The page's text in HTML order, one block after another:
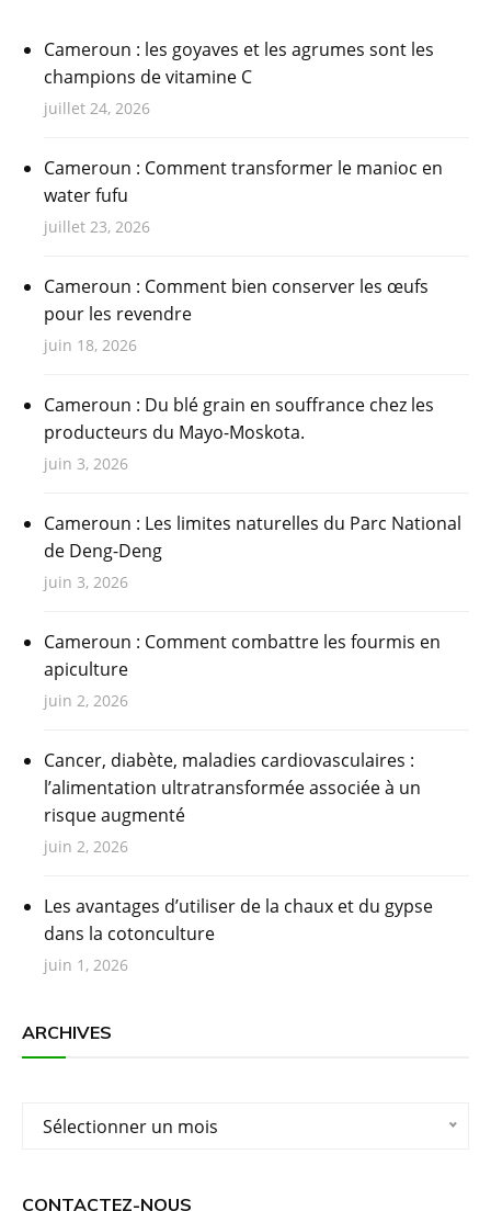
Cameroun : les goyaves et les agrumes sont les
champions de vitamine C
juillet 24, 2026
Cameroun : Comment transformer le manioc en
water fufu
juillet 23, 2026
Cameroun : Comment bien conserver les œufs
pour les revendre
juin 18, 2026
Cameroun : Du blé grain en souffrance chez les
producteurs du Mayo-Moskota.
juin 3, 2026
Cameroun : Les limites naturelles du Parc National
de Deng-Deng
juin 3, 2026
Cameroun : Comment combattre les fourmis en
apiculture
juin 2, 2026
Cancer, diabète, maladies cardiovasculaires :
l’alimentation ultratransformée associée à un
risque augmenté
juin 2, 2026
Les avantages d’utiliser de la chaux et du gypse
dans la cotonculture
juin 1, 2026
ARCHIVES
Archives
Sélectionner un mois
CONTACTEZ-NOUS